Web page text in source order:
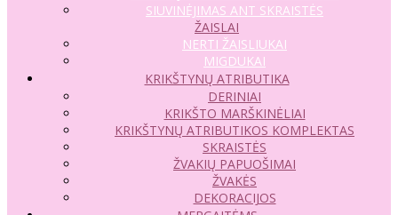
SIUVINĖJIMAS ANT SKRAISTĖS
ŽAISLAI
NERTI ŽAISLIUKAI
MIGDUKAI
KRIKŠTYNŲ ATRIBUTIKA
DERINIAI
KRIKŠTO MARŠKINĖLIAI
KRIKŠTYNŲ ATRIBUTIKOS KOMPLEKTAS
SKRAISTĖS
ŽVAKIŲ PAPUOŠIMAI
ŽVAKĖS
DEKORACIJOS